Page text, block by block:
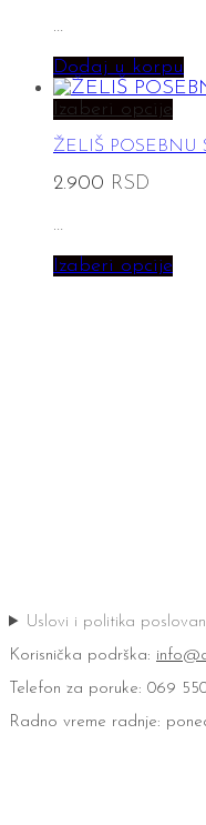
…
Dodaj u korpu
Izaberi opcije
ŽELIŠ POSEBNU
2.900 RSD
…
Izaberi opcije
Uslovi i politika
Korisnička podrška:
Telefon za poruke: 069
Radno vreme radnje: